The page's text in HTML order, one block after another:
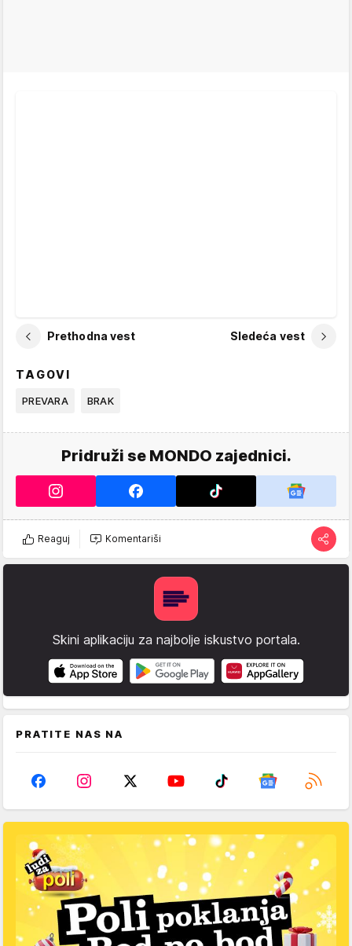
Prethodna vest Sledeća vest
TAGOVI
PREVARA BRAK
Pridruži se MONDO zajednici.
Reaguj Komentariši
Skini aplikaciju za najbolje iskustvo portala.
PRATITE NAS NA